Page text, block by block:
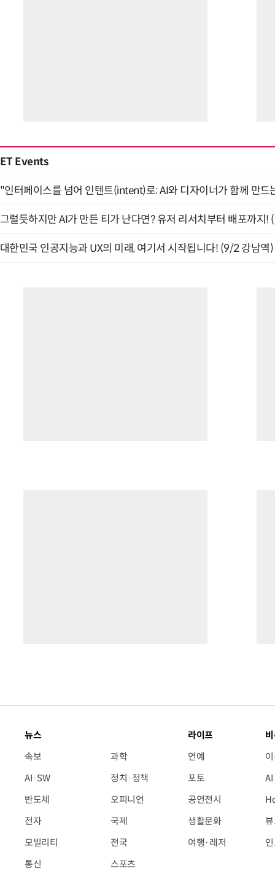
ET Events
"인터페이스를 넘어 인텐트(intent)로: AI와 디자이너가 함께 만
그럴듯하지만 AI가 만든 티가 난다면? 유저 리서치부터 배포까지!
대한민국 인공지능과 UX의 미래, 여기서 시작됩니다! (9/2 강남역)
뉴스
속보
AI·SW
반도체
전자
모빌리티
통신
과학
정치·정책
오피니언
국제
전국
스포츠
라이프
연예
포토
공연전시
생활문화
여행·레저